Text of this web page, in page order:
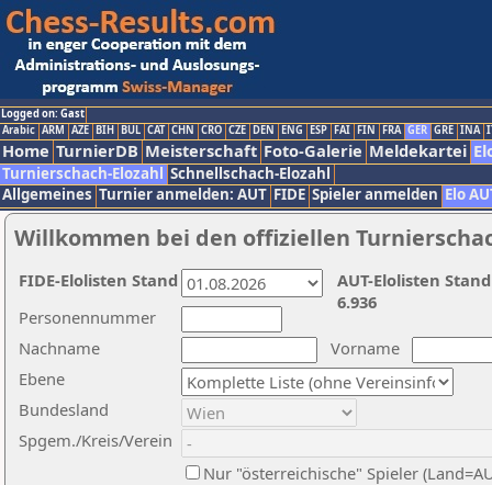
Logged on: Gast
Arabic ARM AZE BIH BUL CAT CHN CRO CZE DEN ENG ESP FAI FIN FRA GER GRE INA
Home TurnierDB Meisterschaft Foto-Galerie Meldekartei
Turnierschach-Elozahl Schnellschach-Elozahl
Allgemeines Turnier anmelden: AUT FIDE Spieler anmelden Elo
Willkommen bei den offiziellen
Nachname
Vorname
Ebene
Personennummer
Bundesland
Spgem./Kreis/Verein
Nur "österreichische" Spieler
AUT-Elolisten
6.936
FIDE-Elolisten Stand